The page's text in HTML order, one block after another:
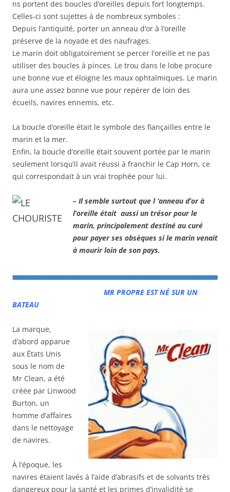
ns portent des boucles d’oreilles depuis fort longtemps.
Celles-ci sont sujettes à de nombreux symboles :
Depuis l’antiquité, porter un anneau d’or à l’oreille
préserve de la noyade et des naufrages.
Le marin doit obligatoirement se percer l’oreille et ne pas
utiliser des boucles à pinces. Le trou dans le lobe procure
une bonne vue et éloigne les maux ophtalmiques. Le marin
aura une assez bonne vue pour repérer de loin des
écueils, navires ennemis, etc.
La boucle d’oreille était le symbole des fiançailles entre le
marin et la mer.
Enfin, la boucle d’oreille était souvent portée par le marin
seulement lorsqu’il avait réussi à franchir le Cap Horn, ce
qui correspondait à un vrai trophée pour lui.
– Il semble surtout que l ‘anneau d’or à
l’oreille était aussi un trésor pour le
marin, principalement destiné au curé
pour payer ses obsèques si le marin venait
à mourir loin de son pays.
MR PROPRE EST NÉ SUR UN
BATEAU
La marque,
d’abord apparue
aux États Unis
sous le nom de
Mr Clean, a été
créée par Linwood
Burton, un
homme d’affaires
dans le nettoyage
de navires.
À l’époque, les
navires étaient lavés à l’aide d’abrasifs et de solvants très
dangereux pour la santé et les primes d’invalidité se